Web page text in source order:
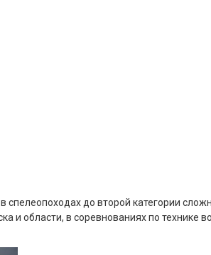
до второй категории
и области, в соревнованиях по технике